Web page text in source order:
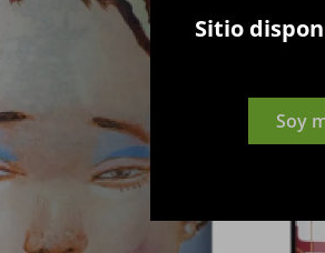
Sitio
Soy